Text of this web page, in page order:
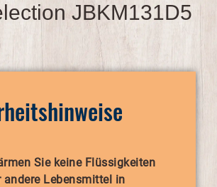
JBKM131D5
Sie keine Flüssigkeiten
andere Lebensmittel in